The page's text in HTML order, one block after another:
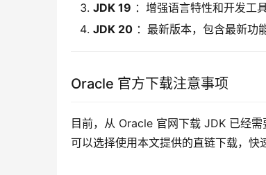
JDK 19 ：增强语言特性和开发工
JDK 20 ：最新版本，包含最新功
Oracle 官方下载注意事项
目前，从 Oracle 官网下载 JDK 已经
可以选择使用本文提供的直链下载，快